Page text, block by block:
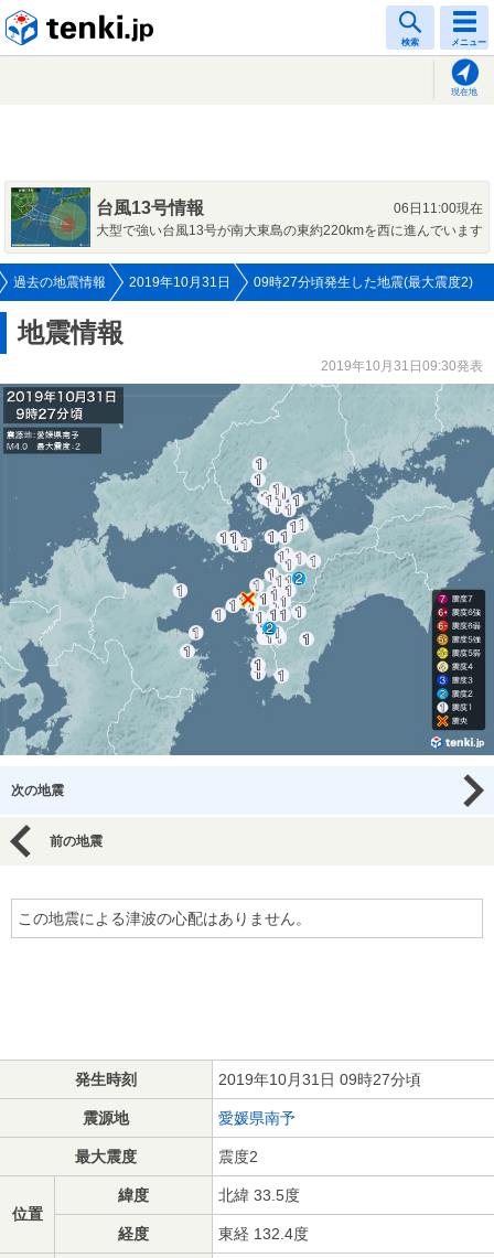
検索 メニュー
現在地
台風13号情報
06日11:00現在
大型で強い台風13号が南大東島の東約220kmを西に進んでいます
過去の地震情報 2019年10月31日 09時27分頃発生した地震(最大震度2)
地震情報
2019年10月31日09:30発表
次の地震
前の地震
この地震による津波の心配はありません。
発生時刻 2019年10月31日 09時27分頃
震源地 愛媛県南予
最大震度 震度2
位置
緯度 北緯 33.5度
経度 東経 132.4度